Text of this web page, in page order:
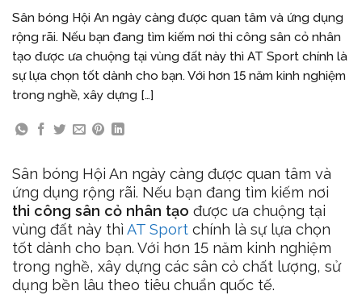
Sân bóng Hội An ngày càng được quan tâm và ứng dụng
rộng rãi. Nếu bạn đang tìm kiếm nơi thi công sân cỏ nhân
tạo được ưa chuộng tại vùng đất này thì AT Sport chính là
sự lựa chọn tốt dành cho bạn. Với hơn 15 năm kinh nghiệm
trong nghề, xây dựng […]
Sân bóng Hội An ngày càng được quan tâm và
ứng dụng rộng rãi. Nếu bạn đang tìm kiếm nơi
thi công sân cỏ nhân tạo được ưa chuộng tại
vùng đất này thì AT Sport chính là sự lựa chọn
tốt dành cho bạn. Với hơn 15 năm kinh nghiệm
trong nghề, xây dựng các sân cỏ chất lượng, sử
dụng bền lâu theo tiêu chuẩn quốc tế.